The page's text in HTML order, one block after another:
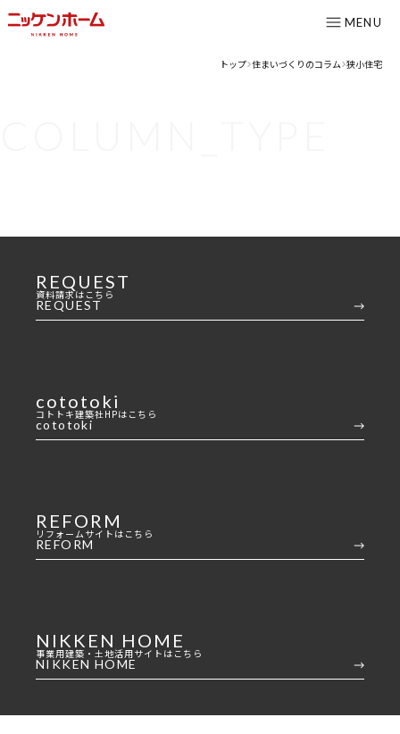
MENU
グレード紹介
こだわりのダイニング設計室
家づくりの流れ
スタッフブログ
住まいづくりのコラム
会社案内
スタッフ紹介
OBのお客様へ
トップ 住まいづくりのコラム
>
狭小住宅
REQUEST
資料請求はこちら
REQUEST
cototoki
コトトキ建築社HPはこちら
cototoki
REFORM
リフォームサイトはこちら
REFORM
NIKKEN HOME
事業用建築・土地活用サイトはこちら
NIKKEN HOME